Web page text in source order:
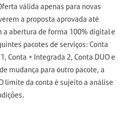
válida apenas para novas
a proposta aprovada até
abertura de forma 100% digital e
pacotes de serviços: Conta
Conta + Integrada 2, Conta DUO e
mudança para outro pacote, a
limite da conta é sujeito a análise